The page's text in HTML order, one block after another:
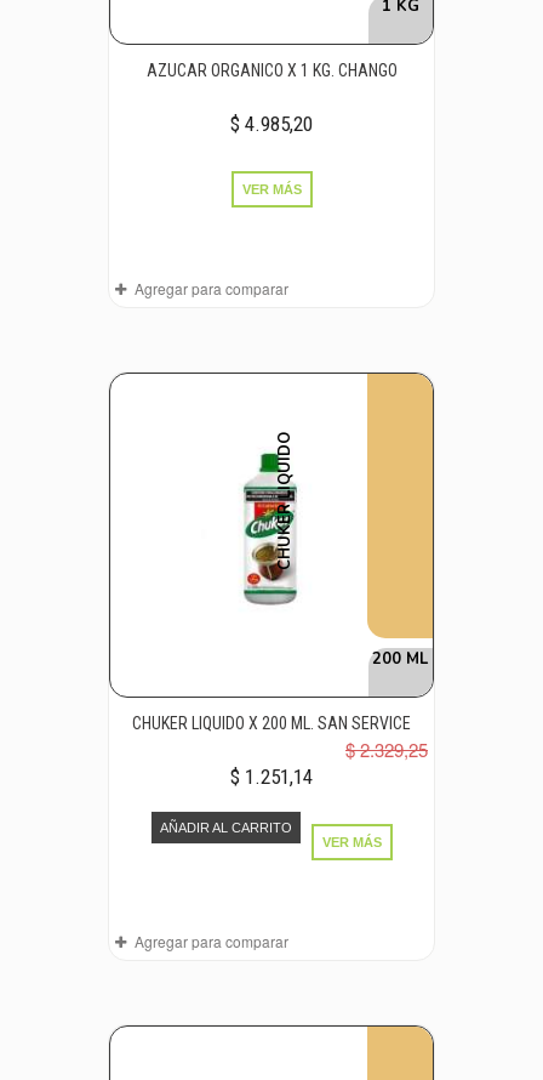
1 KG
AZUCAR ORGANICO X 1 KG. CHANGO
$ 4.985,20
VER MÁS
Agregar para comparar
CHUKER LIQUIDO
200 ML
CHUKER LIQUIDO X 200 ML. SAN SERVICE
$ 2.329,25
$ 1.251,14
AÑADIR AL CARRITO
VER MÁS
Agregar para comparar